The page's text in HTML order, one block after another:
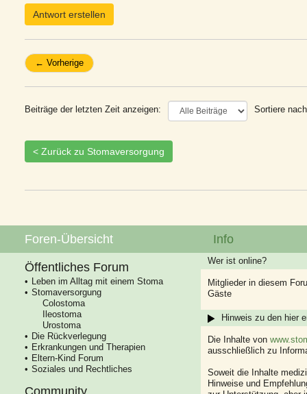
Antwort erstellen
← Vorherige
Beiträge der letzten Zeit anzeigen: Sortiere
< Zurück zu Stomaversorgung
Foren-Übersicht
Öffentliches Forum
Leben im Alltag mit einem Stoma
Stomaversorgung
Colostoma
Ileostoma
Urostoma
Die Rückverlegung
Erkrankungen und Therapien
Eltern-Kind Forum
Soziales und Rechtliches
Info
Wer ist online?
Mitglieder in diesem
Gäste
Hinweis zu den hier
Die Inhalte von
ausschließlich zu
Soweit die Inhalte
Hinweise und